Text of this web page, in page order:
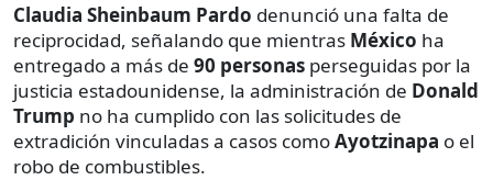
Claudia Sheinbaum Pardo denunció una falta de
reciprocidad, señalando que mientras México ha
entregado a más de 90 personas perseguidas por la
justicia estadounidense, la administración de Donald
Trump no ha cumplido con las solicitudes de
extradición vinculadas a casos comoAyotzinapa o el
robo de combustibles.